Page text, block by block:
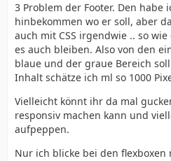
3 Problem der Footer. Den habe
hinbekommen wo er soll, aber
auch mit CSS irgendwie .. so
es auch bleiben. Also von den
blaue und der graue Bereich
Inhalt schätze ich ml so 1000
Vielleicht könnt ihr da mal
responsiv machen kann und
aufpeppen.
Nur ich blicke bei den